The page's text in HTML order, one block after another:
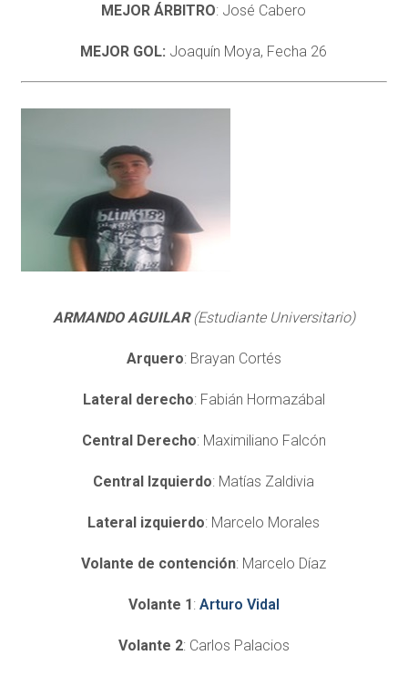
MEJOR ÁRBITRO: José Cabero
MEJOR GOL: Joaquín Moya, Fecha 26
ARMANDO AGUILAR(Estudiante Universitario)
Arquero: Brayan Cortés
Lateral derecho: Fabián Hormazábal
Central Derecho: Maximiliano Falcón
Central Izquierdo: Matías Zaldivia
Lateral izquierdo: Marcelo Morales
Volante de contención: Marcelo Díaz
Volante 1: Arturo Vidal
Volante 2: Carlos Palacios